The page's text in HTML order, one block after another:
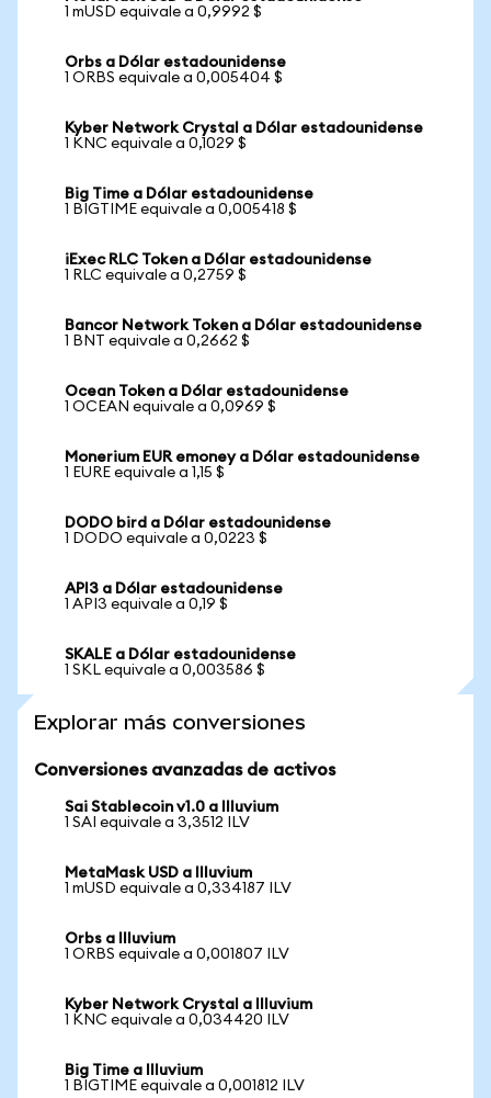
1 mUSD equivale a 0,9992 $
Orbs a Dólar estadounidense
1 ORBS equivale a 0,005404 $
Kyber Network Crystal a Dólar estadounidense
1 KNC equivale a 0,1029 $
Big Time a Dólar estadounidense
1 BIGTIME equivale a 0,005418 $
iExec RLC Token a Dólar estadounidense
1 RLC equivale a 0,2759 $
Bancor Network Token a Dólar estadounidense
1 BNT equivale a 0,2662 $
Ocean Token a Dólar estadounidense
1 OCEAN equivale a 0,0969 $
Monerium EUR emoney a Dólar estadounidense
1 EURE equivale a 1,15 $
DODO bird a Dólar estadounidense
1 DODO equivale a 0,0223 $
API3 a Dólar estadounidense
1 API3 equivale a 0,19 $
SKALE a Dólar estadounidense
1 SKL equivale a 0,003586 $
Explorar más conversiones
Conversiones avanzadas de activos
Sai Stablecoin v1.0 a Illuvium
1 SAI equivale a 3,3512 ILV
MetaMask USD a Illuvium
1 mUSD equivale a 0,334187 ILV
Orbs a Illuvium
1 ORBS equivale a 0,001807 ILV
Kyber Network Crystal a Illuvium
1 KNC equivale a 0,034420 ILV
Big Time a Illuvium
1 BIGTIME equivale a 0,001812 ILV